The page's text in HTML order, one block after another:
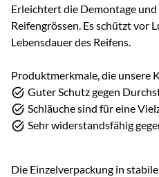
Erleichtert die Demontage und
Reifengrössen. Es schützt vor
Lebensdauer des Reifens.
Produktmerkmale, die unsere
Guter Schutz gegen
Schläuche sind für eine
Sehr widerstandsfähig
Die Einzelverpackung in